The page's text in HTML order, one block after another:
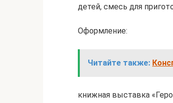
детей, смесь для
Оформление:
Читайте также:
книжная выставка